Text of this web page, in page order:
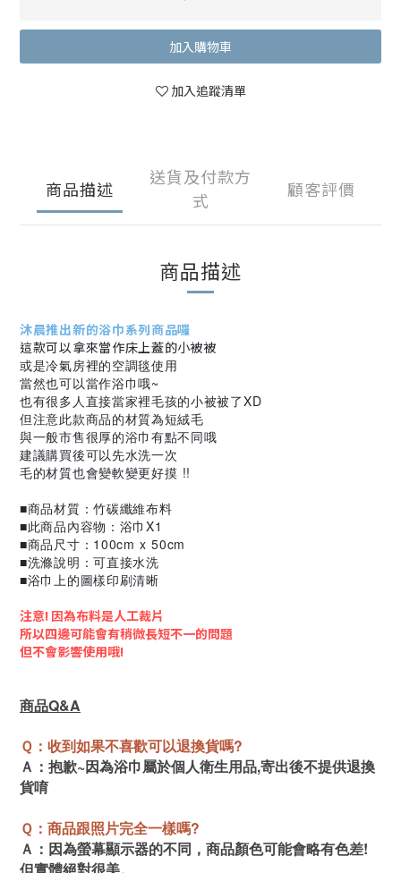
加入購物車
加入追蹤清單
商品描述
送貨及付款方
式
顧客評價
商品描述
沐晨推出新的浴巾系列商品囉
這款可以拿來當作床上蓋的小被被
或是冷氣房裡的空調毯使用
當然也可以當作浴巾哦~
也有很多人直接當家裡毛孩的小被被了XD
但注意此款商品的材質為短絨毛
與一般市售很厚的浴巾有點不同哦
建議購買後可以先水洗一次
毛的材質也會變軟變更好摸 !!
■商品材質：竹碳纖維布料
■此商品內容物：浴巾X1
■商品尺寸：100cm x 50cm
■洗滌說明：可直接水洗
■浴巾上的圖樣印刷清晰
注意! 因為布料是人工裁片
所以四邊可能會有稍微長短不一的問題
但不會影響使用哦!
商品Q&A
Ｑ：收到如果不喜歡可以退換貨嗎?
Ａ：抱歉~因為浴巾屬於個人衛生用品,寄出後不提供退換
貨唷
Ｑ：商品跟照片完全一樣嗎?
Ａ：因為螢幕顯示器的不同，商品顏色可能會略有色差!